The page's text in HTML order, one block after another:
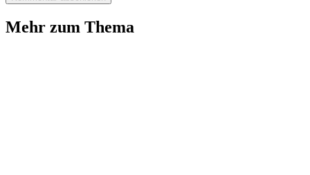
Mehr zum Thema